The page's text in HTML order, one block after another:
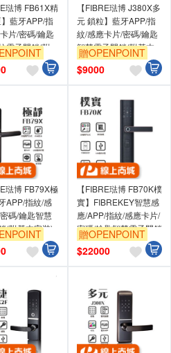
琺博 FB61X精
藍牙APP/指
片/密碼/鑰匙
電子門鎖(附
)
【FIBRE琺博 J380X多
元 鎖粒】藍牙APP/指
紋/感應卡片/密碼/鑰匙
智慧電子門鎖(附基本
安裝)
贈OPENPOINT
$9000
琺博 FB79X極
APP/指紋/感
碼/鑰匙智慧
(附基本安裝)
【FIBRE琺博 FB70K樸
實】FIBREKEY智慧感
應/APP/指紋/感應卡片/
密碼/鑰匙智慧電子門鎖
(附基本安裝)
贈OPENPOINT
$22000